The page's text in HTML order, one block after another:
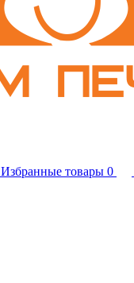
Избранные товары 0